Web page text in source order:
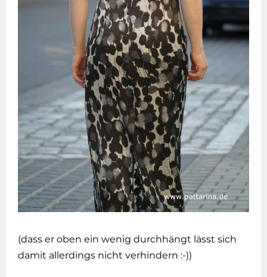
(dass er oben ein wenig durchhängt lässt sich
damit allerdings nicht verhindern :-))